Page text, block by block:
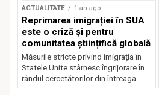
ACTUALITATE 1 an ago
Reprimarea imigrației în SUA
este o criză și pentru
comunitatea științifică globală
Măsurile stricte privind imigrația în
Statele Unite stârnesc îngrijorare în
rândul cercetătorilor din întreaga...